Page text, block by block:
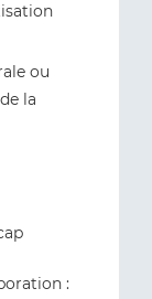
ou
la
: